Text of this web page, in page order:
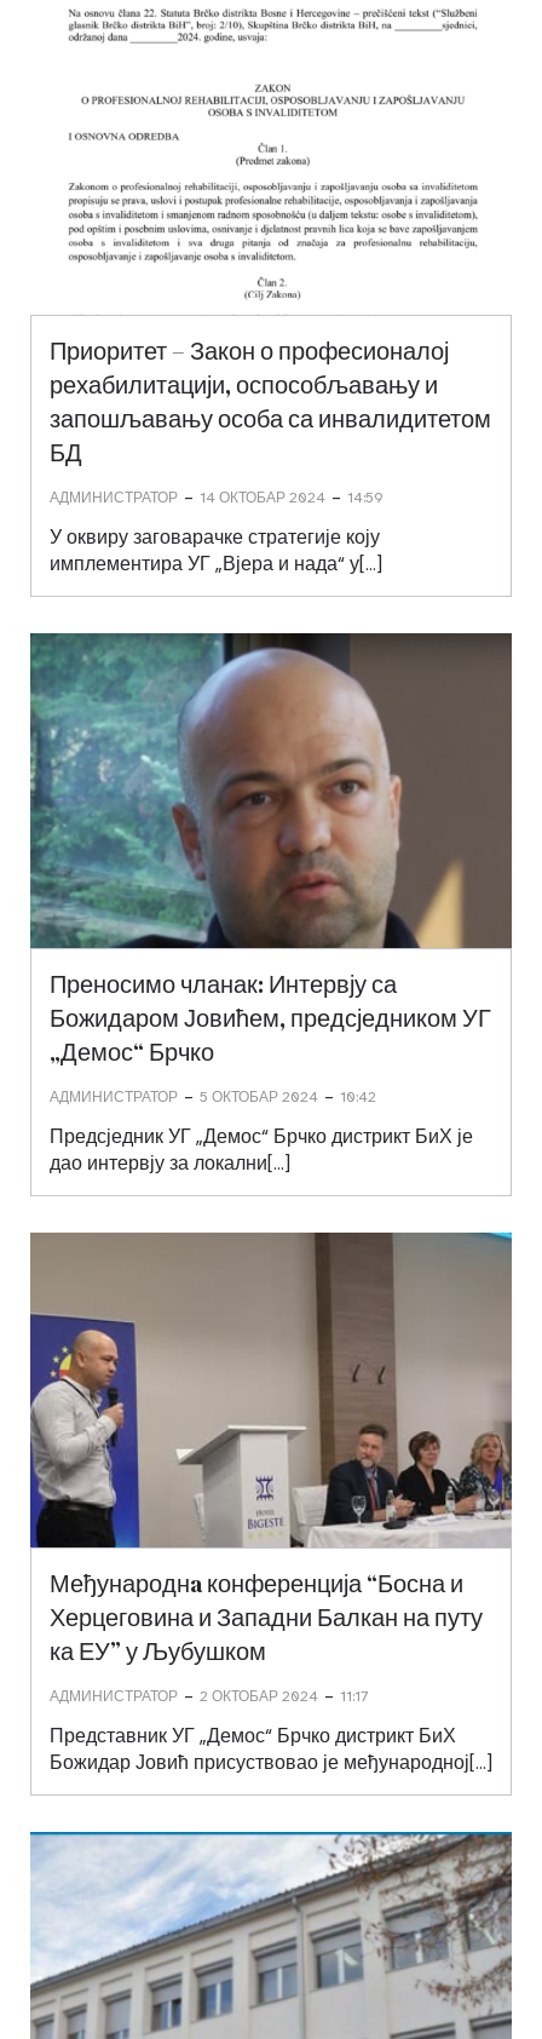
Приоритет – Закон о професионалој
рехабилитацији, оспособљавању и
запошљавању особа са инвалидитетом
БД
АДМИНИСТРАТОР - 14 ОКТОБАР 2024 - 14:59
У оквиру заговарачке стратегије коју
имплементира УГ „Вјера и нада“ у[…]
Преносимо чланак: Интервју са
Божидаром Јовићем, предсједником УГ
„Демос“ Брчко
АДМИНИСТРАТОР - 5 ОКТОБАР 2024 - 10:42
Предсједник УГ „Демос“ Брчко дистрикт БиХ је
дао интервју за локални[…]
Међународнa конференција “Босна и
Херцеговина и Западни Балкан на путу
ка ЕУ” у Љубушком
АДМИНИСТРАТОР - 2 ОКТОБАР 2024 - 11:17
Представник УГ „Демос“ Брчко дистрикт БиХ
Божидар Јовић присуствовао је међународној[…]